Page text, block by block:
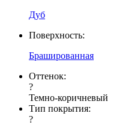
Дуб
Поверхность:
Брашированная
Оттенок:
?
Темно-коричневый
Тип покрытия:
?